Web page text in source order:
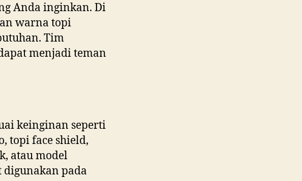
Anda inginkan. Di
warna topi
Tim
menjadi teman
keinginan seperti
topi face shield,
atau model
pada